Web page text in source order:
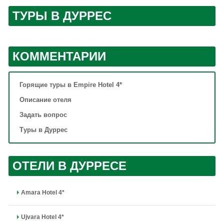
ТУРЫ В ДУРРЕС
КОММЕНТАРИИ
Горящие туры в Empire Hotel 4*
Описание отеля
Задать вопрос
Туры в Дуррес
ОТЕЛИ В ДУРРЕСЕ
Amara Hotel 4*
Ujvara Hotel 4*